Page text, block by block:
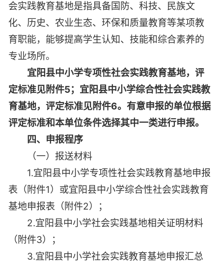
会实践教育基地是指具备国防、科技、民族文
化、历史、农业生态、环保和质量教育等某项教
育职能，能够提高学生认知、技能和综合素养的
专业场所。
宜阳县中小学专项性社会实践教育基地，评
定标准见附件5；宜阳县中小学综合性社会实践教
育基地，评定标准见附件6。有意申报的单位根据
评定标准和本单位条件选择其中一类进行申报。
四、申报程序
（一）报送材料
1.宜阳县中小学专项性社会实践教育基地申报
表（附件1）或宜阳县中小学综合性社会实践教育
基地申报表（附件2）；
2.宜阳县中小学社会实践基地相关证明材料
（附件3）；
3.宜阳县中小学社会实践教育基地申报汇总